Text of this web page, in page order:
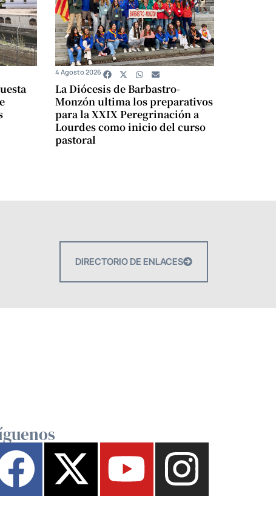
La Diócesis de Barbastro-
Monzón ultima los preparativos
para la XXIX Peregrinación a
Lourdes como inicio del curso
pastoral
4 Agosto 2026
DIRECTORIO DE ENLACES